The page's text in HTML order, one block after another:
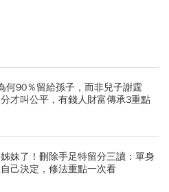
何90％留給孫子，而非兒子謝霆
才叫公平，有錢人財富傳承3重點
妹了！刪除手足特留分三讀：單身
己決定，修法重點一次看